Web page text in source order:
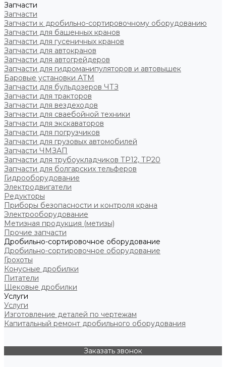
Запчасти
Запчасти
Запчасти к дробильно-сортировочному оборудованию
Запчасти для башенных кранов
Запчасти для гусеничных кранов
Запчасти для автокранов
Запчасти для автогрейдеров
Запчасти для гидроманипуляторов и автовышек
Баровые установки АТМ
Запчасти для бульдозеров ЧТЗ
Запчасти для тракторов
Запчасти для вездеходов
Запчасти для сваебойной техники
Запчасти для экскаваторов
Запчасти для погрузчиков
Запчасти для грузовых автомобилей
Запчасти ЧМЗАП
Запчасти для трубоукладчиков ТР12, ТР20
Запчасти для болгарских тельферов
Гидрооборудование
Электродвигатели
Редукторы
Приборы безопасности и контроля крана
Электрооборудование
Метизная продукция (метизы)
Прочие запчасти
Дробильно-сортировочное оборудование
Дробильно-сортировочное оборудование
Грохоты
Конусные дробилки
Питатели
Щековые дробилки
Услуги
Услуги
Изготовление деталей по чертежам
Капитальный ремонт дробильного оборудования
Заказать звонок